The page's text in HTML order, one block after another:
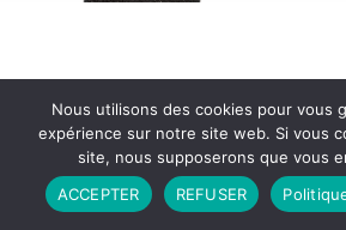
Partenariat Contact
Politique
CGU
Copyright © 2026 - Propulsé par
Nous utilisons des cookies pour vous
expérience sur notre site web. Si vous
site, nous supposerons que vous
ACCEPTER
REFUSER